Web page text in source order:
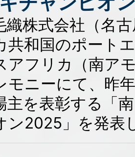
織株式会社（名
共和国のポート
アフリカ（南ア
モニーにて、昨
主を表彰する「
ン2025」を発表